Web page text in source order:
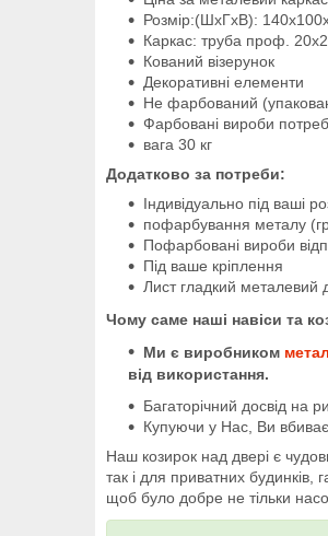
Розмір:(ШхГхВ):
Каркас: труба проф.
Кований візерунок
Декоративні елементи
Не фарбований
Фарбовані вироби
вага 30 кг
Додатково за потреби:
Індивідуально під ваші
пофарбування металу
Пофарбовані вироби
Під ваше кріплення
Лист гладкий металевий
Чому саме наші навіси та
Ми є виробником
від використання.
Багаторічний досвід на
Купуючи у Нас, Ви
Наш козирок над двері є
так і для приватних будинків,
щоб було добре не тільки